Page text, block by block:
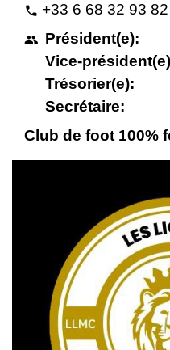
phone +33 6 68 32 93 82
people Président(e):
Vice-
Trésorier(e):
Secrétaire:
Club de foot 100%